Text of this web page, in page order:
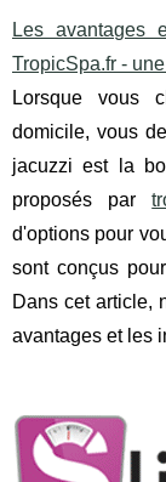
Les avantages
TropicSpa.fr -
Lorsque vous
domicile, vous
jacuzzi est la
proposés par
d'options pour
sont conçus
Dans cet article,
avantages et les